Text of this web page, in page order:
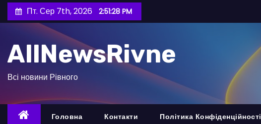
е
д
Пт. Сер 7th, 2026 2:51:30 PM
AllNewsRivne
Всі новини Рівного
Головна Контакти Політика Конфіденційності